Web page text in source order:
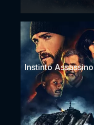
Instinto Assassino